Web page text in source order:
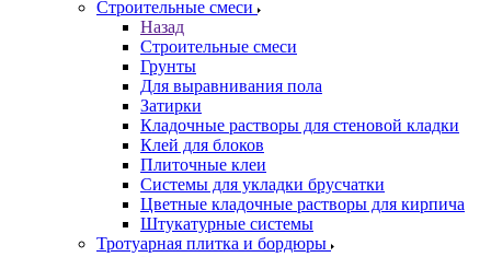
Строительные смеси
Назад
Строительные смеси
Грунты
Для выравнивания пола
Затирки
Кладочные растворы для стеновой кладки
Клей для блоков
Плиточные клеи
Системы для укладки брусчатки
Цветные кладочные растворы для кирпича
Штукатурные системы
Тротуарная плитка и бордюры